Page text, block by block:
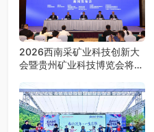
2026西南采矿业科技创新大
会暨贵州矿业科技博览会将在